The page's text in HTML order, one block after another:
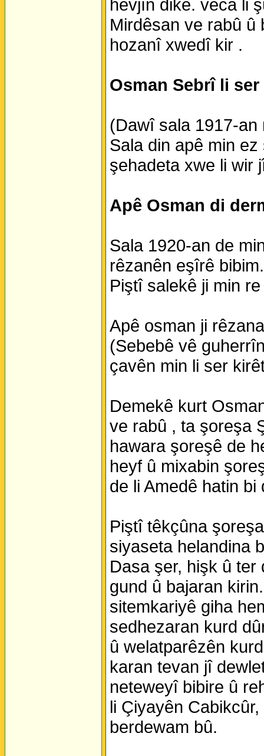
hevjîn dike. vêca li
Mirdêsan ve rabû û
hozanî xwedî kir .
Osman Sebrî li
(Dawî sala 1917-
Sala din apê min
şehadeta xwe li wir
Apê Osman di
Sala 1920-an de
rêzanên eşîrê
Piştî salekê ji min
Apê osman ji
(Sebebê vê
çavên min li ser
Demekê kurt
ve rabû , ta şoreşa
hawara şoreşê de
heyf û mixabin
de li Amedê hatin bi
Piştî têkçûna
siyaseta helandina
Dasa şer, hişk û
gund û bajaran
sitemkariyê giha
sedhezaran kurd
û welatparêzên
karan tevan jî
neteweyî bibire û
li Çiyayên
berdewam bû.